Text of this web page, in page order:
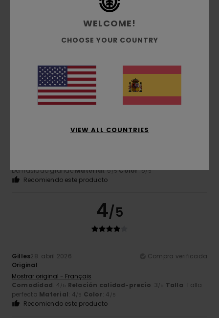
¿Son unos buenos vaqueros?
Mostrar original - Français
5
17. mayo 2026
Compra verificada
Demasiado grandeMaterial: 5/5 Color: 5/5
Recomiendo este producto
4/5
Gilles28. abril 2026
Compra verificada
Original
Mostrar original - Français
Comodidad: 4/5 Relación calidad-precio: 3/5 Talla: Talla
perfecta Material: 4/5 Color: 4 /5
Recomiendo este producto
WELCOME!
CHOOSE YOUR COUNTRY
VIEW ALL COUNTRIES